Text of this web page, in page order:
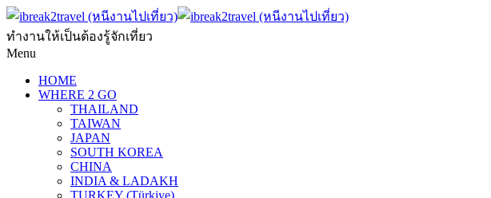
ทำงานให้เป็นต้องรู้จักเที่ยว
Menu
HOME
WHERE 2 GO
THAILAND
TAIWAN
JAPAN
SOUTH KOREA
CHINA
INDIA & LADAKH
TURKEY (Türkiye)